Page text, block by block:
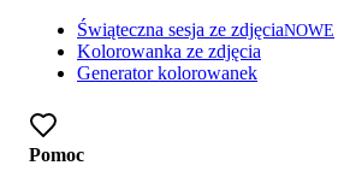
Świąteczna sesja ze zdjęciaNOWE
Kolorowanka ze zdjęcia
Generator kolorowanek
Pomoc